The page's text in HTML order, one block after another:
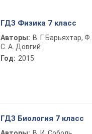
ГДЗ Физика 7 класс
Авторы: В. Г. Барьяхтар,
С. А. Довгий
Год: 2015
ГДЗ Биология 7 класс